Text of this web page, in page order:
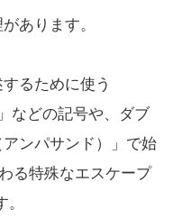
あります。
るために使う
などの記号や、ダブ
アンパサンド）」で始
る特殊なエスケープ